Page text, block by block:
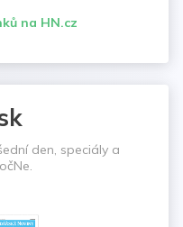
na HN.cz
den, speciály a